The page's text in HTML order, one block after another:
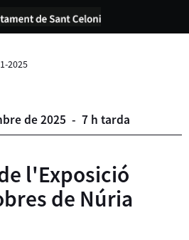
2025
de2025 - 7 h tarda
l'Exposició
de Núria